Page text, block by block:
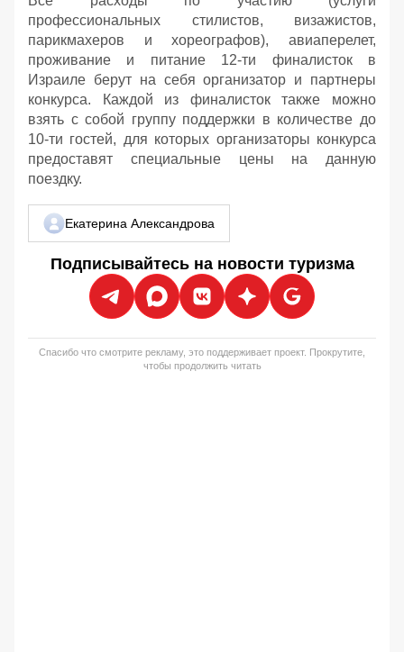
профессиональных стилистов, визажистов,
парикмахеров и хореографов), авиаперелет,
проживание и питание 12-ти финалисток в
Израиле берут на себя организатор и партнеры
конкурса. Каждой из финалисток также можно
взять с собой группу поддержки в количестве до
10-ти гостей, для которых организаторы конкурса
предоставят специальные цены на данную
поездку.
Екатерина Александрова
Подписывайтесь на новости туризма
Спасибо что смотрите рекламу, это поддерживает проект. Прокрутите,
чтобы продолжить читать